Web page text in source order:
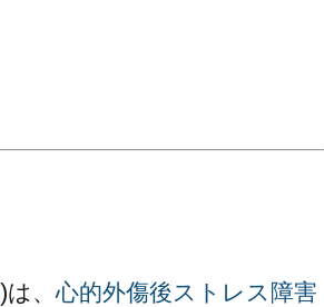
)は、心的外傷後ストレス障害